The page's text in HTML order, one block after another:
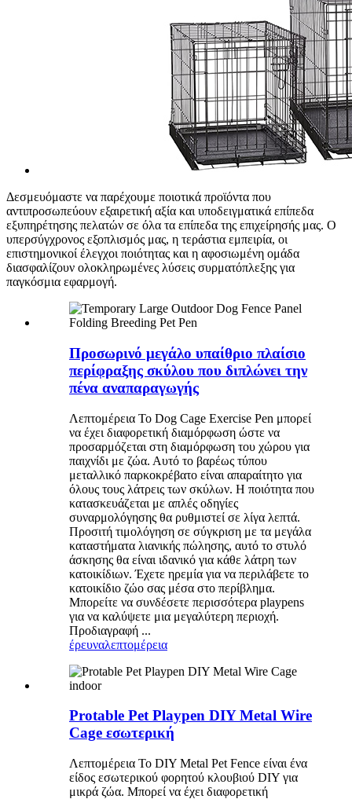
Δεσμευόμαστε να παρέχουμε ποιοτικά προϊόντα που
αντιπροσωπεύουν εξαιρετική αξία και υποδειγματικά επίπεδα
εξυπηρέτησης πελατών σε όλα τα επίπεδα της επιχείρησής μας. Ο
υπερσύγχρονος εξοπλισμός μας, η τεράστια εμπειρία, οι
επιστημονικοί έλεγχοι ποιότητας και η αφοσιωμένη ομάδα
διασφαλίζουν ολοκληρωμένες λύσεις συρματόπλεξης για
παγκόσμια εφαρμογή.
Προσωρινό μεγάλο υπαίθριο πλαίσιο
περίφραξης σκύλου που διπλώνει την
πένα αναπαραγωγής
Λεπτομέρεια Το Dog Cage Exercise Pen μπορεί
να έχει διαφορετική διαμόρφωση ώστε να
προσαρμόζεται στη διαμόρφωση του χώρου για
παιχνίδι με ζώα. Αυτό το βαρέως τύπου
μεταλλικό παρκοκρέβατο είναι απαραίτητο για
όλους τους λάτρεις των σκύλων. Η ποιότητα που
κατασκευάζεται με απλές οδηγίες
συναρμολόγησης θα ρυθμιστεί σε λίγα λεπτά.
Προσιτή τιμολόγηση σε σύγκριση με τα μεγάλα
καταστήματα λιανικής πώλησης, αυτό το στυλό
άσκησης θα είναι ιδανικό για κάθε λάτρη των
κατοικίδιων. Έχετε ηρεμία για να περιλάβετε το
κατοικίδιο ζώο σας μέσα στο περίβλημα.
Μπορείτε να συνδέσετε περισσότερα playpens
για να καλύψετε μια μεγαλύτερη περιοχή.
Προδιαγραφή ...
έρευναλεπτομέρεια
Protable Pet Playpen DIY Metal Wire
Cage εσωτερική
Λεπτομέρεια Το DIY Metal Pet Fence είναι ένα
είδος εσωτερικού φορητού κλουβιού DIY για
μικρά ζώα. Μπορεί να έχει διαφορετική